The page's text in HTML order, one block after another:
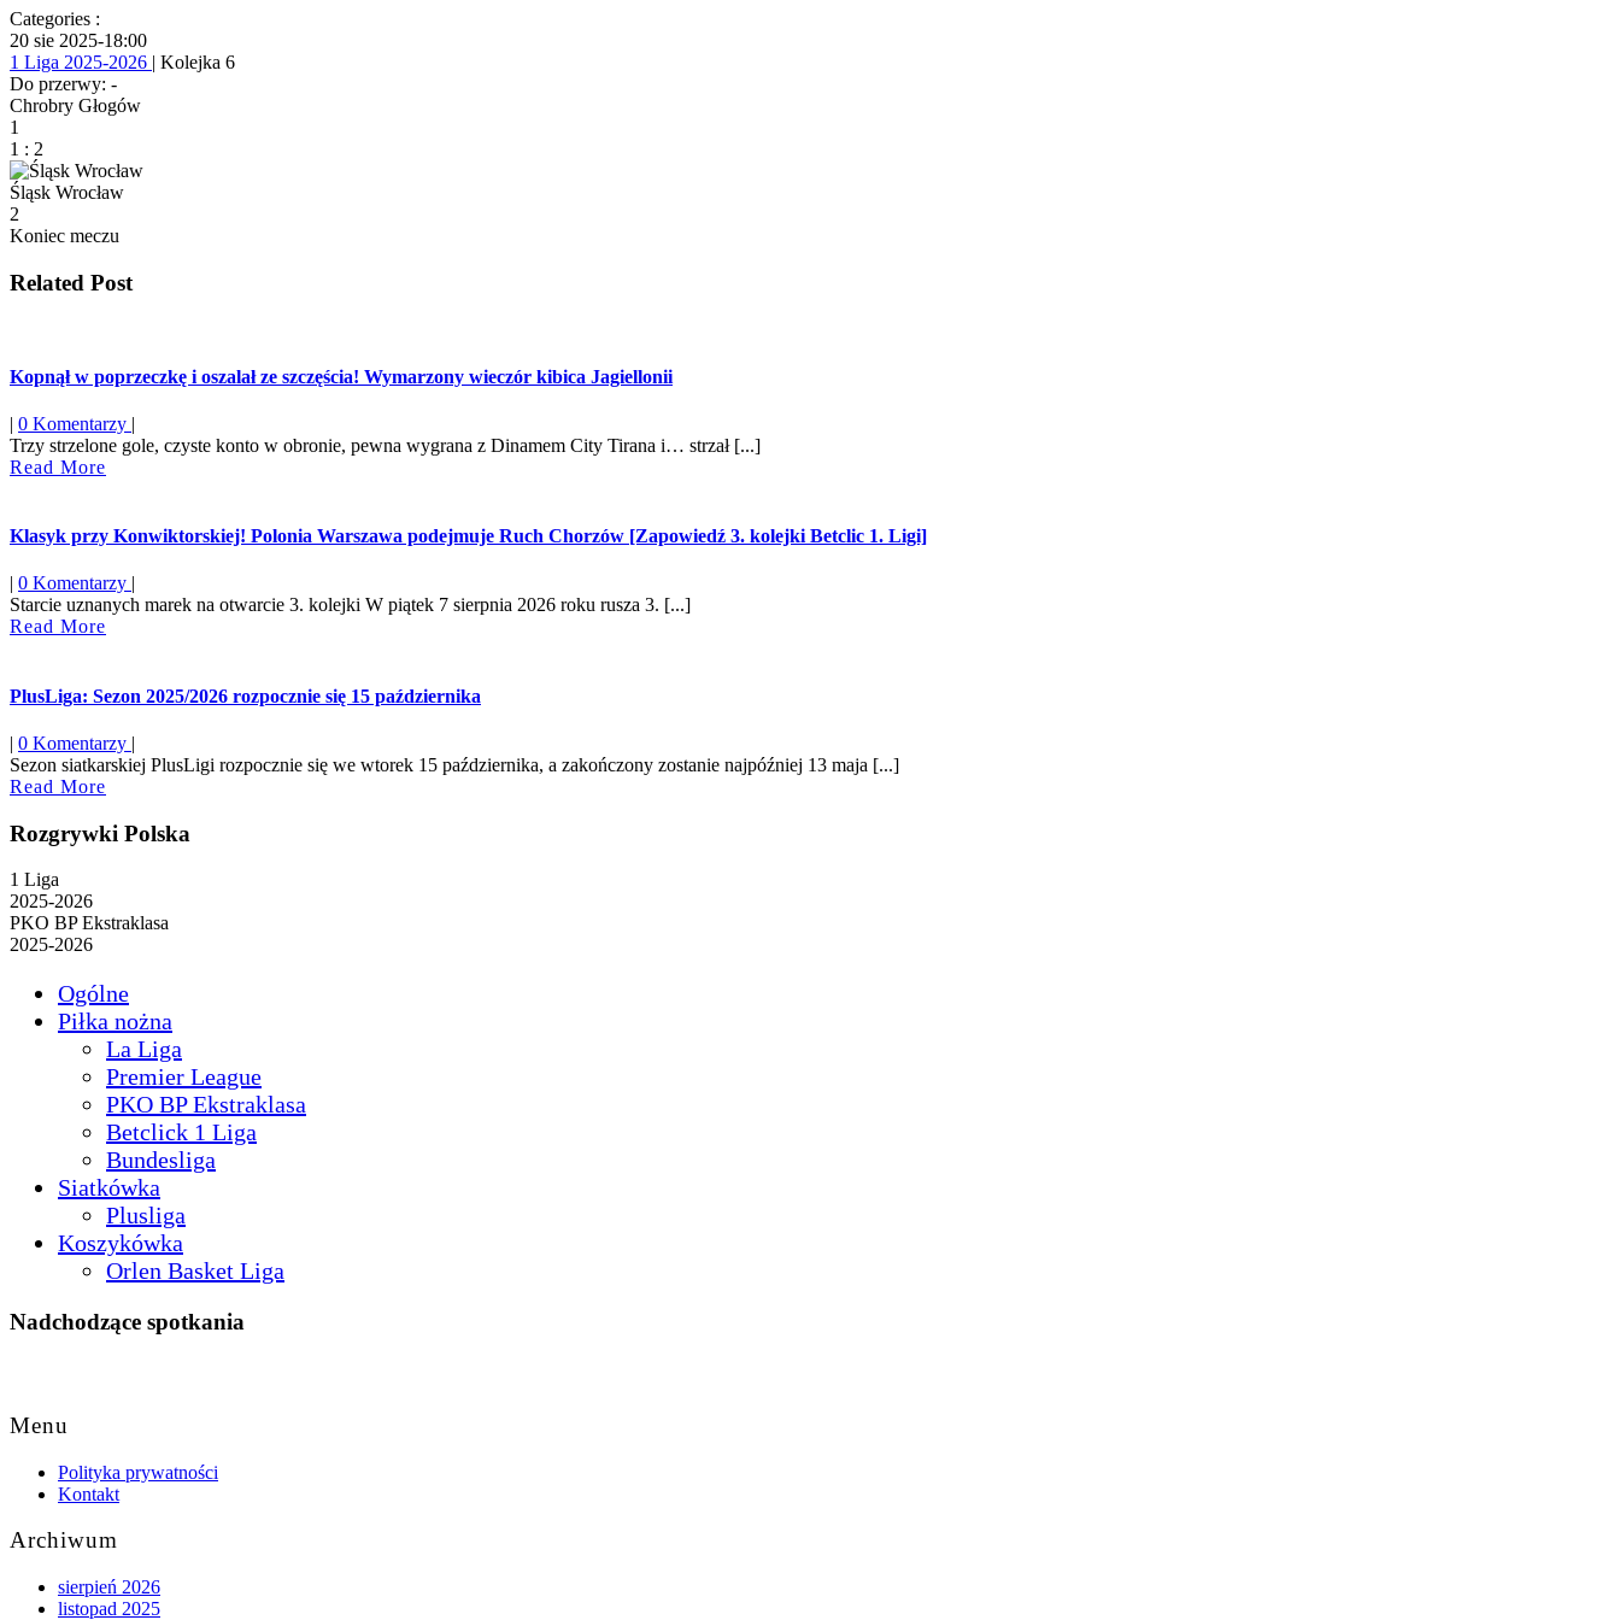
Categories :
20 sie 2025-18:00
1 Liga 2025-2026 | Kolejka 6
Do przerwy: -
Chrobry Głogów
1
1 : 2
Śląsk Wrocław
2
Koniec meczu
Related Post
Kopnął w poprzeczkę i oszalał ze szczęścia! Wymarzony wieczór kibica Jagiellonii
| 0 Komentarzy |
Trzy strzelone gole, czyste konto w obronie, pewna wygrana z Dinamem City Tirana i… strzał [...]
Read More
Klasyk przy Konwiktorskiej! Polonia Warszawa podejmuje Ruch Chorzów [Zapowiedź 3. kolejki Betclic 1. Ligi]
| 0 Komentarzy |
Starcie uznanych marek na otwarcie 3. kolejki W piątek 7 sierpnia 2026 roku rusza 3. [...]
Read More
PlusLiga: Sezon 2025/2026 rozpocznie się 15 października
| 0 Komentarzy |
Sezon siatkarskiej PlusLigi rozpocznie się we wtorek 15 października, a zakończony zostanie najpóźniej 13 maja [...]
Read More
Rozgrywki Polska
1 Liga
2025-2026
PKO BP Ekstraklasa
2025-2026
Ogólne
Piłka nożna
La Liga
Premier League
PKO BP Ekstraklasa
Betclick 1 Liga
Bundesliga
Siatkówka
Plusliga
Koszykówka
Orlen Basket Liga
Nadchodzące spotkania
Top
Menu
Polityka prywatności
Kontakt
Archiwum
sierpień 2026
listopad 2025